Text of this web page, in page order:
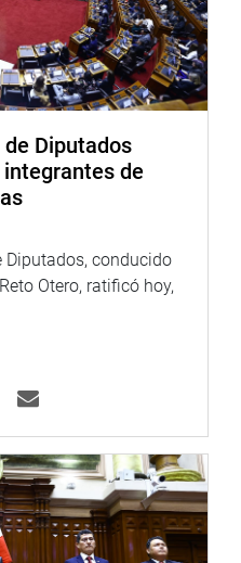
Diputados
de
Diputados, conducido
Otero, ratificó hoy,